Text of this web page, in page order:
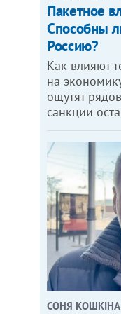
Пакетное
Способны
Россию?
Как влияют
на
ощутят
санкции
СОНЯ КОШКІНА